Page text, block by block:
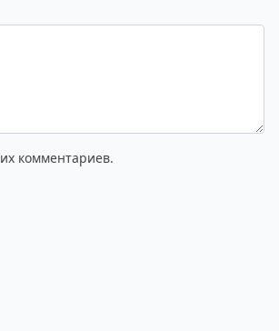
комментариев.